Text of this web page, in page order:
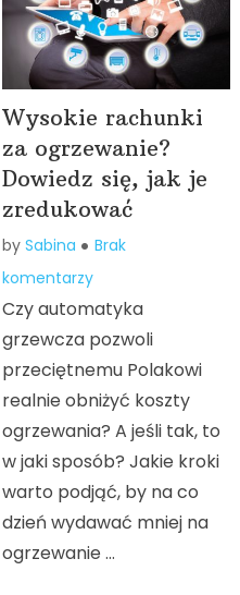
Wysokie rachunki
za ogrzewanie?
Dowiedz się, jak je
zredukować
bySabina
Brak
komentarzy
Czy automatyka
grzewcza pozwoli
przeciętnemu Polakowi
realnie obniżyć koszty
ogrzewania? A jeśli tak, to
w jaki sposób? Jakie kroki
warto podjąć, by na co
dzień wydawać mniej na
ogrzewanie …